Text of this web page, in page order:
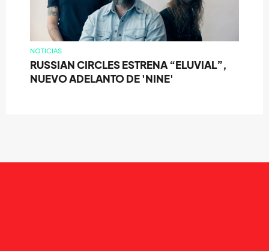
NOTICIAS
RUSSIAN CIRCLES ESTRENA “ELUVIAL”,
NUEVO ADELANTO DE 'NINE'